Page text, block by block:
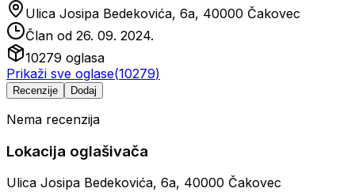
Ulica Josipa Bedekovića, 6a, 40000 Čakovec
Član od 26. 09. 2024.
10279 oglasa
Prikaži sve oglase(10279)
Recenzije Dodaj
Nema recenzija
Lokacija oglašivača
Ulica Josipa Bedekovića, 6a, 40000 Čakovec